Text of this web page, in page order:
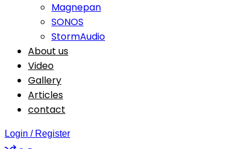
Magnepan
SONOS
StormAudio
About us
Video
Gallery
Articles
contact
Login / Register